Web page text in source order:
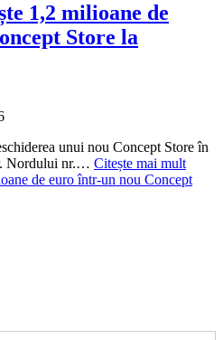
1,2 milioane de
Store la
unui nou Concept Store în
Nordului nr.… Citește mai mult
de euro într-un nou Concept